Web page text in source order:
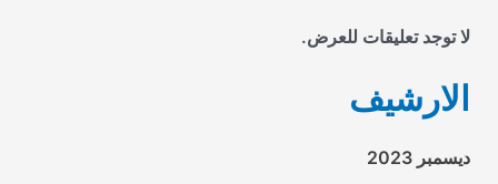
لا توجد تعليقات للعرض.
الارشيف
ديسمبر 2023